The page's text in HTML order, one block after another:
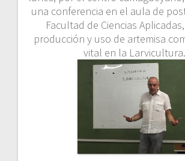
una conferencia en el aula de
Facultad de Ciencias
producción y uso de artemisa
vital en la Larvicultura.